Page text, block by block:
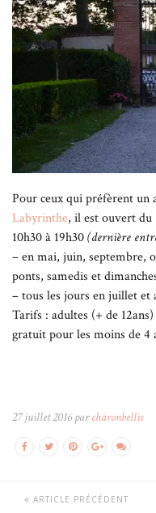
Pour ceux qui préfèrent un
Labyrinthe, il est ouvert du
10h30 à 19h30(dernière
– en mai, juin, septembre,
ponts, samedis et
– tous les jours en juillet et
Tarifs : adultes (+ de
gratuit pour les moins de 4
27 juillet 2016 parcharonbellis
ARTICLE PRÉCÉDENT